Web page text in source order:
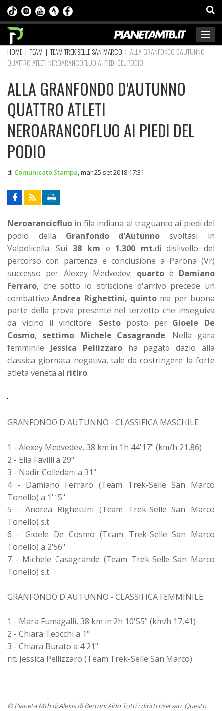
HOME |TEAM |TEAM TREK SELLE SAN MARCO | ALLA GRANFONDO D'AUTUNNO
QUATTRO ATLETI NEROARANCOFLUO AI PIEDI DEL PODIO
ALLA GRANFONDO D'AUTUNNO
QUATTRO ATLETI
NEROARANCOFLUO AI PIEDI DEL
PODIO
di Comunicato Stampa mar 25 set 2018 17:31
Neroaranciofluo in fila indiana al traguardo ai piedi del
podio della Granfondo d'Autunno svoltasi in
Valpolicella. Sui 38 km e 1.300 mt.di dislivello del
percorso con partenza e conclusione a Parona (Vr)
successo per Alexey Medvedev: quarto è Damiano
Ferraro, che sotto lo striscione d'arrivo precede un
combattivoAndrea Righettini, quinto ma per buona
parte della prova presente nel terzetto che inseguiva
da vicino il vincitore. Sestoposto per Gioele De
Cosmo, settimo Michele Casagrande. Nella gara
femminile Jessica Pellizzaroha pagato dazio alla
classica giornata negativa, tale da costringere la forte
atleta veneta al ritiro.
GRANFONDO D'AUTUNNO - CLASSIFICA MASCHILE
1 - Alexey Medvedev, 38 km in 1h 44'17" (km/h 21,86)
2 - Elia Favilli a 29"
3 - Nadir Colledani a 31"
4 - Damiano Ferraro (Team Trek-Selle San Marco
Tonello) a 1'15"
5 - Andrea Righettini (Team Trek-Selle San Marco
Tonello) s.t.
6 - Gioele De Cosmo (Team Trek-Selle San Marco
Tonello) a 2'56"
7 - Michele Casagrande (Team Trek-Selle San Marco
Tonello) s.t.
GRANFONDO D'AUTUNNO - CLASSIFICA FEMMINILE
1 - Mara Fumagalli, 38 km in 2h 10'55" (km/h 17,41)
2 - Chiara Teocchi a 1"
3 - Chiara Burato a 4'21"
rit. Jessica Pellizzaro (Team Trek-Selle San Marco)
© Pianeta Mtb di Alexis di Bertoni Aldo Tutti i diritti riservati. Questo